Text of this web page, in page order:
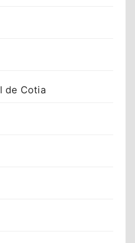
de Cotia